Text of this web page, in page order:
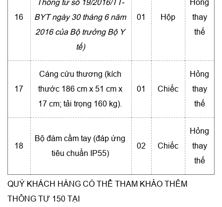
16
Thông tư số 19/2016/TT-
BYT ngày 30 tháng 6 năm
2016 của Bộ trưởng Bộ Y
tế)
01 Hộp
Hỏng
thay
thế
17
Cáng cứu thương (kích
thước 186 cm x 51 cm x
17 cm; tải trọng 160 kg).
01 Chiếc
Hỏng
thay
thế
18
Bộ đàm cầm tay (đáp ứng
tiêu chuẩn IP55)
02 Chiếc
Hỏng
thay
thế
QUÝ KHÁCH HÀNG CÓ THỂ THAM KHẢO THÊM
THÔNG TƯ 150 TẠI